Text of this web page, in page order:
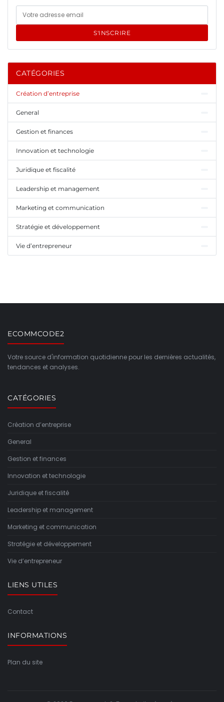
S'INSCRIRE
CATÉGORIES
Création d’entreprise
General
Gestion et finances
Innovation et technologie
Juridique et fiscalité
Leadership et management
Marketing et communication
Stratégie et développement
Vie d’entrepreneur
ECOMMCODE2
Votre source d'information quotidienne pour les dernières actualités,
tendances et analyses.
CATÉGORIES
Création d’entreprise
General
Gestion et finances
Innovation et technologie
Juridique et fiscalité
Leadership et management
Marketing et communication
Stratégie et développement
Vie d’entrepreneur
LIENS UTILES
Contact
INFORMATIONS
Plan du site